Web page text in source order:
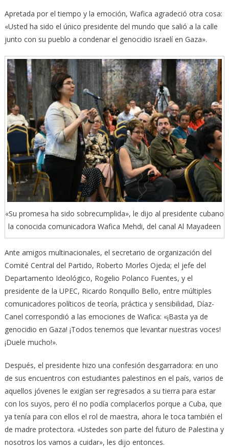
Apretada por el tiempo y la emoción, Wafica agradeció otra cosa:
«Usted ha sido el único presidente del mundo que salió a la calle
junto con su pueblo a condenar el genocidio israelí en Gaza».
«Su promesa ha sido sobrecumplida», le dijo al presidente cubano
la conocida comunicadora Wafica Mehdi, del canal Al Mayadeen
Ante amigos multinacionales, el secretario de organización del
Comité Central del Partido, Roberto Morles Ojeda; el jefe del
Departamento Ideológico, Rogelio Polanco Fuentes, y el
presidente de la UPEC, Ricardo Ronquillo Bello, entre múltiples
comunicadores políticos de teoría, práctica y sensibilidad, Díaz-
Canel correspondió a las emociones de Wafica: «¡Basta ya de
genocidio en Gaza! ¡Todos tenemos que levantar nuestras voces!
¡Duele mucho!».
Después, el presidente hizo una confesión desgarradora: en uno
de sus encuentros con estudiantes palestinos en el país, varios de
aquellos jóvenes le exigían ser regresados a su tierra para estar
con los suyos, pero él no podía complacerlos porque a Cuba, que
ya tenía para con ellos el rol de maestra, ahora le toca también el
de madre protectora. «Ustedes son parte del futuro de Palestina y
nosotros los vamos a cuidar», les dijo entonces.